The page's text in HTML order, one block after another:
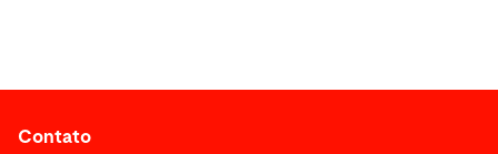
Contato